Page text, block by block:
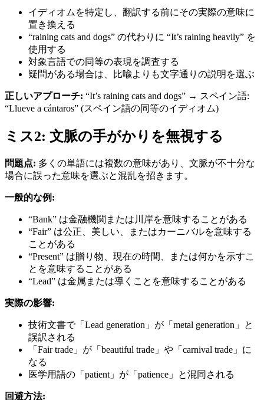
イディオムを特定し、翻訳する前にその実際の意味に
置き換える
“raining cats and dogs” の代わりに “It’s raining heavily” を
使用する
対象言語での同等の表現を調査する
疑問がある場合は、比喩よりも文字通りの説明を選ぶ
正しいアプローチ: “It’s raining cats and dogs” → スペイン語:
“Llueve a cántaros” (スペイン語の同等のイディオム)
ミス2: 文脈の手がかりを無視する
問題点: 多くの単語には複数の意味があり、文脈が不十分な
場合に誤った意味を選ぶと混乱を招きます。
一般的な例:
“Bank” は金融機関または川岸を意味することがある
“Fair” は公正、美しい、またはカーニバルを意味する
ことがある
“Present” は贈り物、現在の時間、または何かを示すこ
とを意味することがある
“Lead” は金属または導くことを意味することがある
実際の影響:
技術文書で「Lead generation」が「metal generation」と
誤訳される
「Fair trade」が「beautiful trade」や「carnival trade」に
なる
医学用語の「patient」が「patience」と混同される
回避方法: